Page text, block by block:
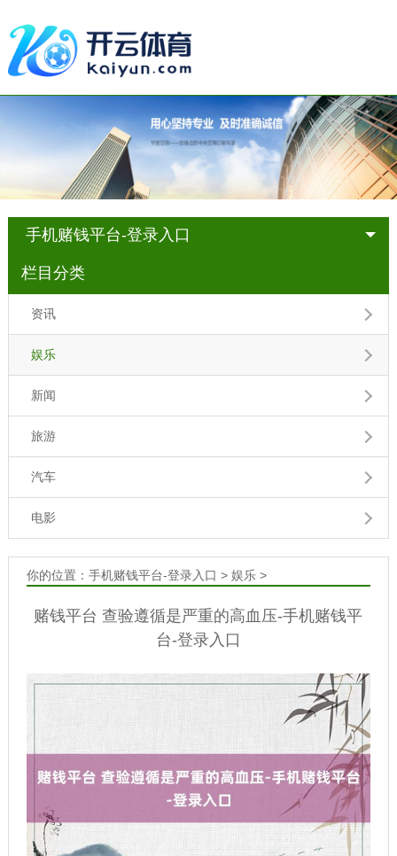
手机赌钱平台-登录入口
栏目分类
资讯
娱乐
新闻
旅游
汽车
电影
你的位置： 手机赌钱平台-登录入口 > 娱乐>
赌钱平台 查验遵循是严重的高血压-手机赌钱平
台-登录入口